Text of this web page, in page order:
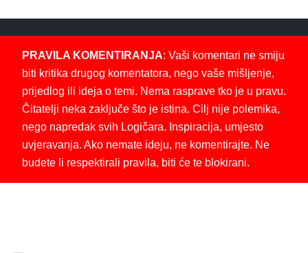
PRAVILA KOMENTIRANJA: Vaši komentari ne smiju
biti kritika drugog komentatora, nego vaše mišljenje,
prijedlog ili ideja o temi. Nema rasprave tko je u pravu.
Čitatelji neka zaključe što je istina. Cilj nije polemika,
nego napredak svih Logičara. Inspiracija, umjesto
uvjeravanja. Ako nemate ideju, ne komentirajte. Ne
budete li respektirali pravila, biti će te blokirani.